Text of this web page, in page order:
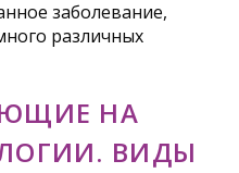
заболевание,
различных
НА
ВИДЫ